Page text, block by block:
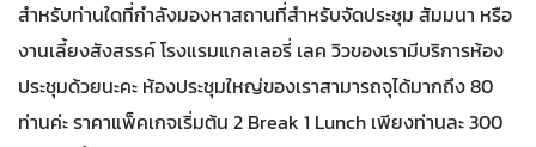
สำหรับท่านใดที่กำลังมองหาสถานที่สำหรับจัดประชุม สัมมนา หรือ
งานเลี้ยงสังสรรค์ โรงแรมแกลเลอรี่ เลค วิวของเรามีบริการห้อง
ประชุมด้วยนะคะ ห้องประชุมใหญ่ของเราสามารถจุได้มากถึง 80
ท่านค่ะ ราคาแพ็คเกจเริ่มต้น 2 Break 1 Lunch เพียงท่านละ 300